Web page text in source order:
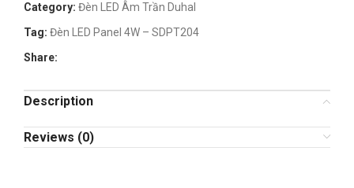
Category: Đèn LED Âm Trần Duhal
Tag: Đèn LED Panel 4W – SDPT204
Share:
Description
Reviews (0)